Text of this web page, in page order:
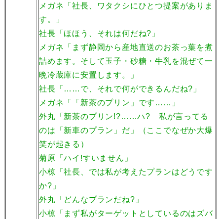
メガネ「社長、ワタクシにひとつ提案がありま
す。」
社長「ほほう、それは何だね?」
メガネ「まず静岡から産地直送のお茶っ葉を煮
詰めます。そして玉子・砂糖・牛乳を混ぜて一
晩冷蔵庫に安置します。」
社長「……で、それで何ができるんだね?」
メガネ「「新茶のプリン」です……」
外丸「新茶のプリン!?……ハ? 私が言ってる
のは「新車のプラン」だ」（ここでなぜか大爆
笑が起きる）
菊原「ハイ!すいません」
小椋「社長、では私が考えたプランはどうです
か?」
外丸「どんなプランだね?」
小椋「まず私がターゲットとしているのはズバ